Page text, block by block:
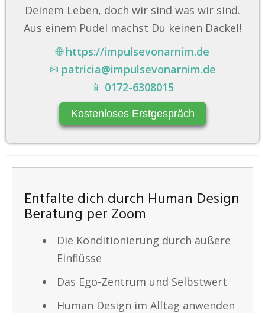
Deinem Leben, doch wir sind was wir sind.
Aus einem Pudel machst Du keinen Dackel!
🌐https://impulsevonarnim.de
✉ patricia@impulsevonarnim.de
📱 0172-6308015
Kostenloses Erstgespräch
Entfalte dich durch Human Design
Beratung per Zoom
Die Konditionierung durch äußere
Einflüsse
Das Ego-Zentrum und Selbstwert
Human Design im Alltag anwenden